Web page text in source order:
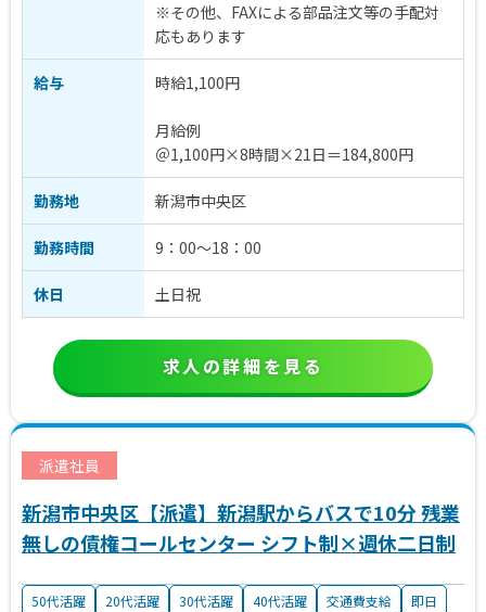
※その他、FAXによる部品注文等の手配対
応もあります
給与 時給1,100円
月給例
＠1,100円×8時間×21日＝184,800円
勤務地 新潟市中央区
勤務時間 9：00～18：00
休日 土日祝
求人の詳細を見る
派遣社員
新潟市中央区【派遣】新潟駅からバスで10分 残業
無しの債権コールセンター シフト制×週休二日制
50代活躍 20代活躍 30代活躍 40代活躍 交通費支給
即日